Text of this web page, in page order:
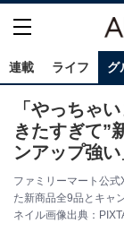
連載 ライフ グ
「やっちゃ
きたすぎて”
ンアップ強い
ファミリーマート公
た新商品全9品とキャ
ネイル画像出典：